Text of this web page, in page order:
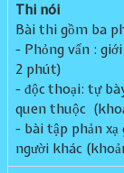
Thi nói
Bài thi gồm ba
- Phỏng vấn :
2 phút)
- độc thoại: tự
quen thuộc
- bài tập phản
người khác